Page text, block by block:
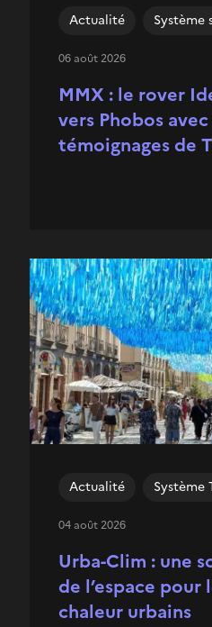
MMX : le rover
vers Phobos
témoignages de
Actualité Système
06 août 2026
Urba-Clim : une
de l’espace pour
chaleur urbains
Actualité Système
04 août 2026